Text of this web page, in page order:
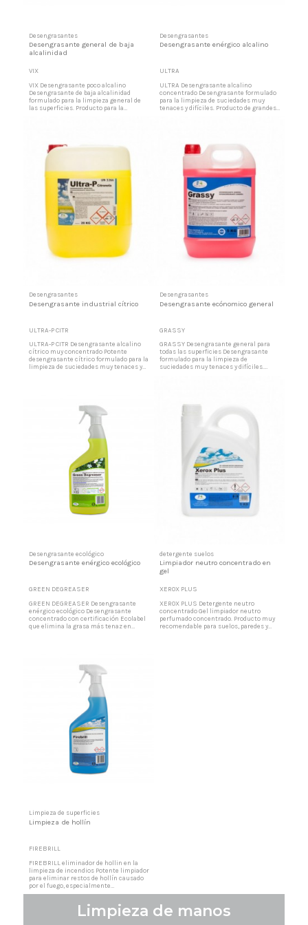
Desengrasantes
Desengrasante general de baja
alcalinidad
VIX
VIX Desengrasante poco alcalino
Desengrasante de baja alcalinidad
formulado para la limpieza general de
las superficies. Producto para la
grasientos, acero inoxidable, suelos
muy sucios, tapicerías de skay en...
Desengrasantes
Desengrasante enérgico alcalino
ULTRA
ULTRA Desengrasante alcalino
concentrado Desengrasante formulado
para la limpieza de suciedades muy
tenaces y difíciles. Producto de grandes
mataderos grasientos, acero inoxidable,
suelos muy sucios,...
Desengrasantes
Desengrasante industrial cítrico
ULTRA-P CITR
ULTRA-P CITR Desengrasante alcalino
cítrico muy concentrado Potente
desengrasante cítrico formulado para la
limpieza de suciedades muy tenaces y
cocina, azulejos, terrazo, sanitarios,
mataderos grasientos, acero...
Desengrasantes
Desengrasante ecónomico general
GRASSY
GRASSY Desengrasante general para
todas las superficies Desengrasante
formulado para la limpieza de
suciedades muy tenaces y difíciles.
sanitarios, mataderos grasientos, acero
Desengrasante ecológico
Desengrasante enérgico ecológico
GREEN DEGREASER
GREEN DEGREASER Desengrasante
enérgico ecológico Desengrasante
concentrado con certificación Ecolabel
que elimina la grasa más tenaz en
azulejos, suelos muy sucios, acero
inoxidable, tapicerías y más,...
detergente suelos
Limpiador neutro concentrado en
gel
XEROX PLUS
XEROX PLUS Detergente neutro
concentrado Gel limpiador neutro
perfumado concentrado. Producto muy
recomendable para suelos, paredes y
Limpieza de superficies
Limpieza de hollín
FIREBRILL
FIREBRILL eliminador de hollin en la
limpieza de incendios Potente limpiador
para eliminar restos de hollín causado
por el fuego, especialmente
recomendado para primeras limpiezas
además de paredes interiores de
chimeneas y calderas de combustión.
Limpieza de manos